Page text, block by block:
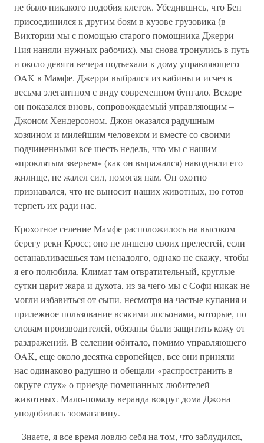
не было никакого подобия клеток. Убедившись, что Бен
присоединился к другим боям в кузове грузовика (в
Виктории мы с помощью старого помощника Джерри –
Пия наняли нужных рабочих), мы снова тронулись в путь
и около девяти вечера подъехали к дому управляющего
OAK в Мамфе. Джерри выбрался из кабины и исчез в
весьма элегантном с виду современном бунгало. Вскоре
он показался вновь, сопровождаемый управляющим –
Джоном Хендерсоном. Джон оказался радушным
хозяином и милейшим человеком и вместе со своими
подчиненными все шесть недель, что мы с нашим
«проклятым зверьем» (как он выражался) наводняли его
жилище, не жалел сил, помогая нам. Он охотно
признавался, что не выносит наших животных, но готов
терпеть их ради нас.
Крохотное селение Мамфе расположилось на высоком
берегу реки Кросс; оно не лишено своих прелестей, если
останавливаешься там ненадолго, однако не скажу, чтобы
я его полюбила. Климат там отвратительный, круглые
сутки царит жара и духота, из-за чего мы с Софи никак не
могли избавиться от сыпи, несмотря на частые купания и
прилежное пользование всякими лосьонами, которые, по
словам производителей, обязаны были защитить кожу от
раздражений. В селении обитало, помимо управляющего
OAK, еще около десятка европейцев, все они приняли
нас одинаково радушно и обещали «распространить в
округе слух» о приезде помешанных любителей
животных. Мало-помалу веранда вокруг дома Джона
уподобилась зоомагазину.
– Знаете, я все время ловлю себя на том, что заблудился,